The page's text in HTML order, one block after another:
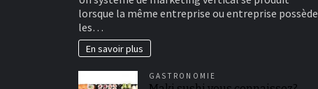
fonctionne
le
lorsque la même entreprise ou entreprise possède
les…
En savoir plus
GASTRONOMIE